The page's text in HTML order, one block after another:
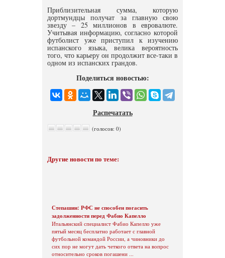
Приблизительная сумма, которую
дортмундцы получат за главную свою
звезду – 25 миллионов в евровалюте.
Учитывая информацию, согласно которой
футболист уже приступил к изучению
испанского языка, велика вероятность
того, что карьеру он продолжит все-таки в
одном из испанских грандов.
Поделиться новостью:
Распечатать
(голосов: 0)
Другие новости по теме:
Степашин: РФС не способен погасить
задолженности перед Фабио Капелло
Итальянский специалист Фабио Капелло уже
пятый месяц бесплатно работает с главной
футбольной командой России, а чиновники до
сих пор не могут дать четкого ответа на вопрос
относительно сроков погашени ...